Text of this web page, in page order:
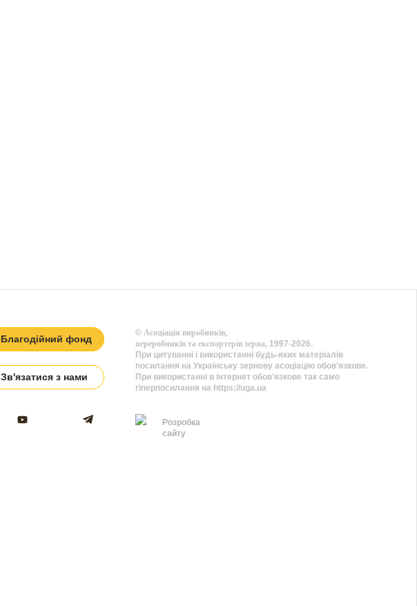
Благодійний фонд
Зв'язатися з нами
© Асоціація виробників,
переробників та експортерів зерна, 1997-2026.
При цитуванні і використанні будь-яких матеріалів
посилання на Українську зернову асоціацію обов'язкове.
При використанні в інтернет обов'язкове так само
гіперпосилання на https://uga.ua
Розробка
сайту